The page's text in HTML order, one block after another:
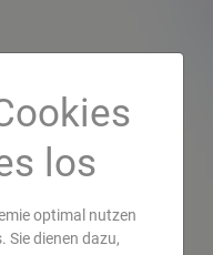
los
optimal nutzen
Sie dienen dazu,